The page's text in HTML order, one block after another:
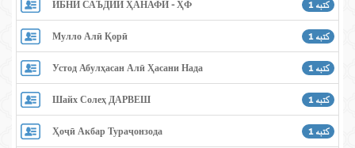
ИБНИ САЪДИИ ҲАНАФӢ - ҲФ كتبه 1
Мулло Алӣ Қорӣ كتبه 1
Устод Абулҳасан Алӣ Ҳасани Надавӣ كتبه 1
Шайх Солеҳ ДАРВЕШ كتبه 1
Ҳоҷӣ Акбар Тураҷонзода كتبه 1